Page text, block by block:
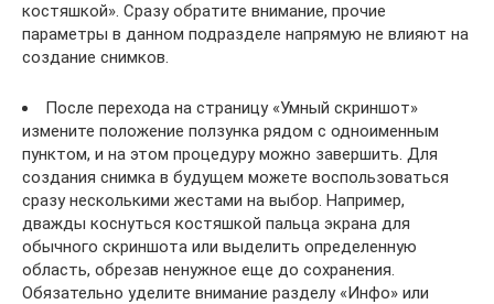
костяшкой». Сразу обратите внимание, прочие
параметры в данном подразделе напрямую не влияют на
создание снимков.
После перехода на страницу «Умный скриншот»
измените положение ползунка рядом с одноименным
пунктом, и на этом процедуру можно завершить. Для
создания снимка в будущем можете воспользоваться
сразу несколькими жестами на выбор. Например,
дважды коснуться костяшкой пальца экрана для
обычного скриншота или выделить определенную
область, обрезав ненужное еще до сохранения.
Обязательно уделите внимание разделу «Инфо» или